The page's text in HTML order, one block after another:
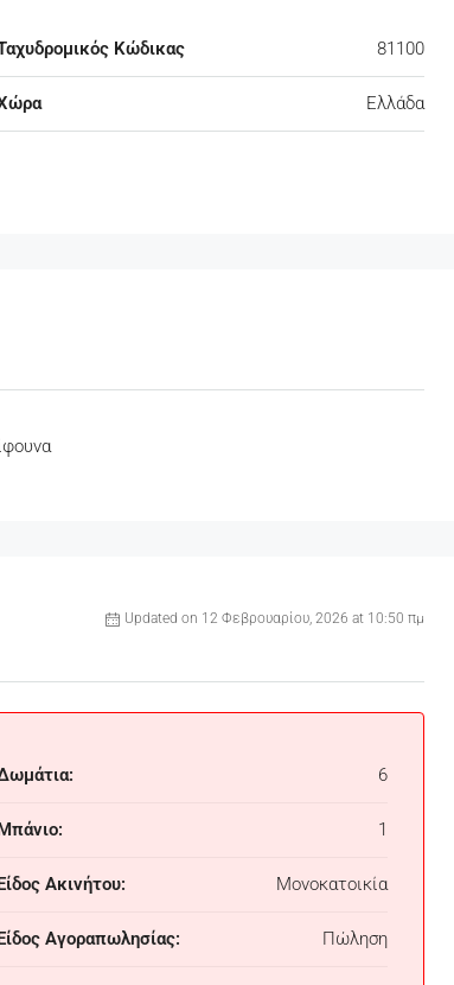
Κώδικας 81100
Ελλάδα
Updated on 12 Φεβρουαρίου, 2026 at 10:50 πμ
6
1
Ακινήτου: Μονοκατοικία
Αγοραπωλησίας: Πώληση